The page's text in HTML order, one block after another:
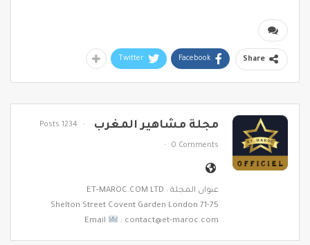
Share
Facebook
Twitter
مجلة مشاهير المغرب 1234 Posts
0 Comments
عنوان المجلة : ET-MAROC.COM LTD
71-75 Shelton Street Covent Garden London
Email
: contact@et-maroc.com